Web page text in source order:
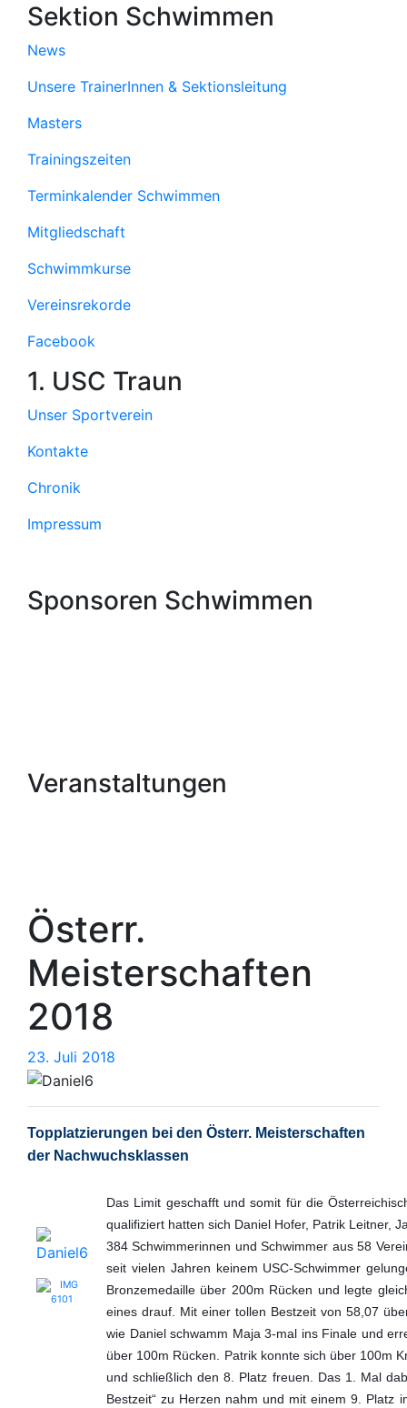
Sektion Schwimmen
News
Unsere TrainerInnen & Sektionsleitung
Masters
Trainingszeiten
Terminkalender Schwimmen
Mitgliedschaft
Schwimmkurse
Vereinsrekorde
Facebook
1. USC Traun
Unser Sportverein
Kontakte
Chronik
Impressum
Sponsoren Schwimmen
Veranstaltungen
Österr.
Meisterschaften
2018
23. Juli 2018
Topplatzierungen bei den Österr. Meisterschaften
der Nachwuchsklassen
Das Limit geschafft und somit für die
qualifiziert hatten sich Daniel Hofer, Patrik Leitner,
384 Schwimmerinnen und Schwimmer aus 58
seit vielen Jahren keinem USC-Schwimmer
Bronzemedaille über 200m Rücken und legte
eines drauf. Mit einer tollen Bestzeit von 58,07
wie Daniel schwamm Maja 3-mal ins Finale und
über 100m Rücken. Patrik konnte sich über 100m
und schließlich den 8. Platz freuen. Das 1. Mal
Bestzeit“ zu Herzen nahm und mit einem 9. Platz